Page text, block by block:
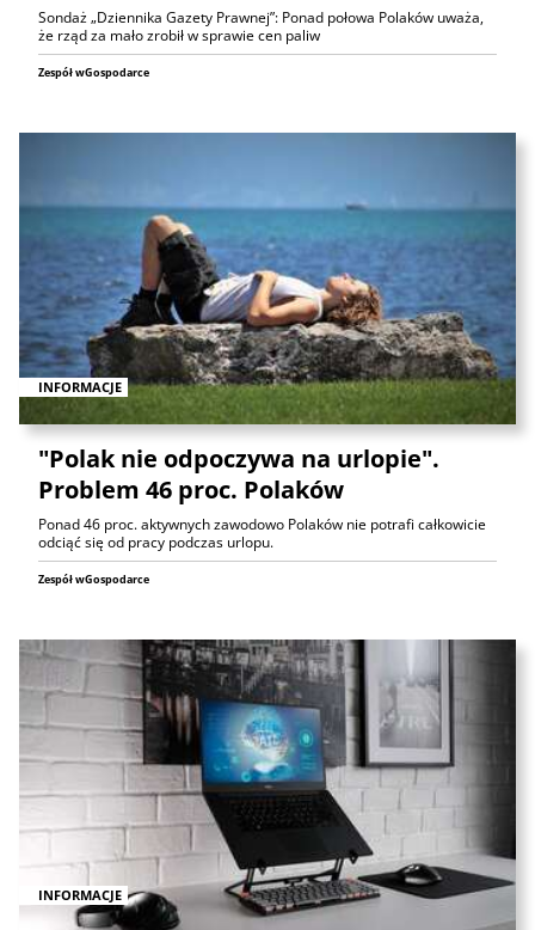
Sondaż „Dziennika Gazety Prawnej”: Ponad połowa Polaków uważa,
że rząd za mało zrobił w sprawie cen paliw
Zespół wGospodarce
INFORMACJE
"Polak nie odpoczywa na urlopie".
Problem 46 proc. Polaków
Ponad 46 proc. aktywnych zawodowo Polaków nie potrafi całkowicie
odciąć się od pracy podczas urlopu.
Zespół wGospodarce
INFORMACJE